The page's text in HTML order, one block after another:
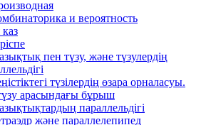
и вероятность
пен түзу, және түзулердің
түзілердің өзара орналасуы.
арасындағы бұрыш
параллельдігі
және параллелепипед